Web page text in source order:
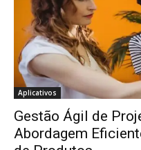
Aplicativos
Gestão Ágil de
Abordagem